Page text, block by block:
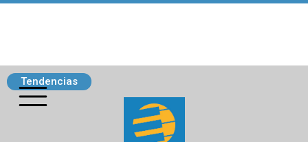
Tendencias